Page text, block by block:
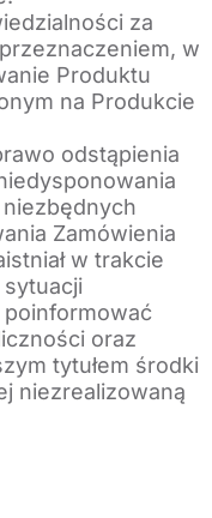
za
w
Produktu
na Produkcie
odstąpienia
Zamówienia
w trakcie
sytuacji
oraz
tytułem środki
niezrealizowaną